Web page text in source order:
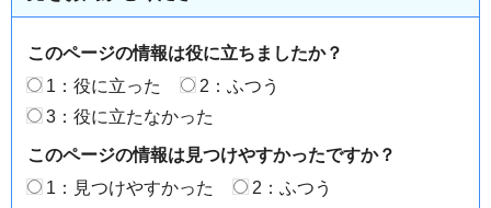
このページの情報は役に立ちましたか？
1：役に立った
2：ふつう
3：役に立たなかった
このページの情報は見つけやすかったですか？
1：見つけやすかった
2：ふつう